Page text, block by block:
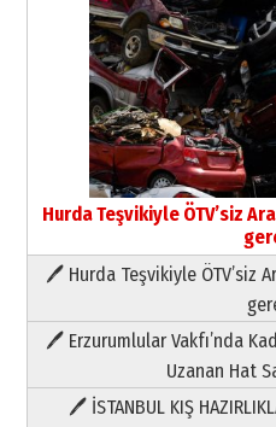
Hurda Teşvikiyle ÖTV’siz
🖊 Hurda Teşvikiyle ÖTV’siz
🖊 Erzurumlular Vakfı’nda
Uzanan Hat
🖊 İSTANBUL KIŞ
Paranın Aile Kültüründeki
03 Ağustos 2026 Pazartesi
Yıldırım